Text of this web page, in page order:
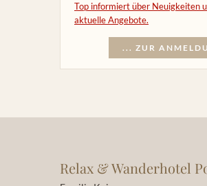
Top informiert über Neuigkeiten
aktuelle Angebote.
... ZUR
Relax & Wanderhotel